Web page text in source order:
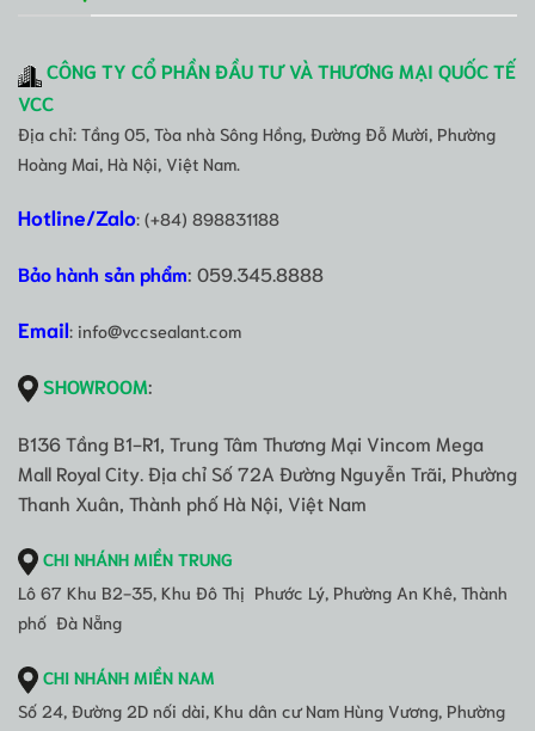
CÔNG TY CỔ PHẦN ĐẦU TƯ VÀ THƯƠNG MẠI QUỐC TẾ
VCC
Địa chỉ: Tầng 05, Tòa nhà Sông Hồng, Đường Đỗ Mười, Phường
Hoàng Mai, Hà Nội, Việt Nam.
Hotline/Zalo: (+84) 898831188
Bảo hành sản phẩm: 059.345.8888
Email: info@vccsealant.com
SHOWROOM:
B136 Tầng B1-R1, Trung Tâm Thương Mại Vincom Mega
Mall Royal City. Địa chỉ Số 72A Đường Nguyễn Trãi, Phường
Thanh Xuân, Thành phố Hà Nội, Việt Nam
CHI NHÁNH MIỀN TRUNG
Lô 67 Khu B2-35, Khu Đô Thị Phước Lý, Phường An Khê, Thành
phố Đà Nẵng
CHI NHÁNH MIỀN NAM
Số 24, Đường 2D nối dài, Khu dân cư Nam Hùng Vương, Phường